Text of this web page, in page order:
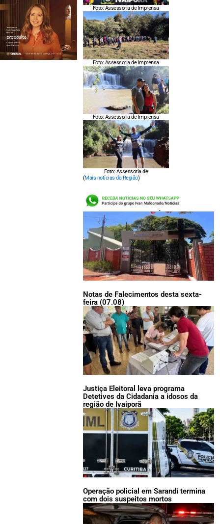
Foto: Assessoria de Imprensa
Foto: Assessoria de Imprensa
Foto: Assessoria de Imprensa
Foto: Assessoria de
(Mais notícias da Região)
LEIA TAMBÉM:
Notas de Falecimentos desta sexta-
feira (07.08)
Justiça Eleitoral leva programa
Detetives da Cidadania a idosos da
região de Ivaiporã
Operação policial em Sarandi termina
com dois suspeitos mortos